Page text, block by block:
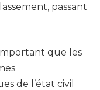
passant
important que les
de l’état civil